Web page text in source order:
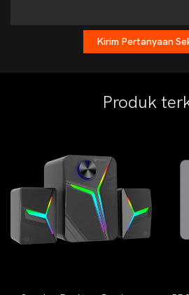
Kirim Pertanyaan
Produk